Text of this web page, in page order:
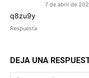
7 de abril de
q8zu9y
Respuesta
DEJA UNA